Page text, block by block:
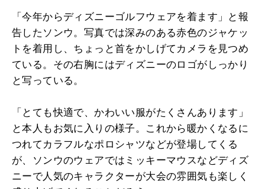
「今年からディズニーゴルフウェアを着ます」と報
告したソンウ。写真では深みのある赤色のジャケッ
トを着用し、ちょっと首をかしげてカメラを見つめ
ている。その右胸にはディズニーのロゴがしっかり
と写っている。
「とても快適で、かわいい服がたくさんあります」
と本人もお気に入りの様子。これから暖かくなるに
つれてカラフルなポロシャツなどが登場してくる
が、ソンウのウェアではミッキーマウスなどディズ
ニーで人気のキャラクターが大会の雰囲気も楽しく